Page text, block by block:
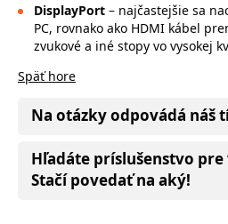
DisplayPort – najčastejšie sa
PC, rovnako ako HDMI kábel
zvukové a iné stopy vo vysokej
Späť hore
Na otázky odpovádá náš
Hľadáte príslušenstvo pre
Stačí povedať na aký!